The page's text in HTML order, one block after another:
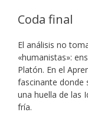
Coda final
El análisis no
«humanistas»:
Platón. En el
fascinante donde
una huella de las
fría.